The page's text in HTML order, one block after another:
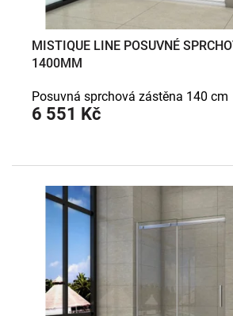
MISTIQUE LINE POSUVNÉ
1400MM
6 551 Kč
Posuvná sprchová zástěna 140 cm